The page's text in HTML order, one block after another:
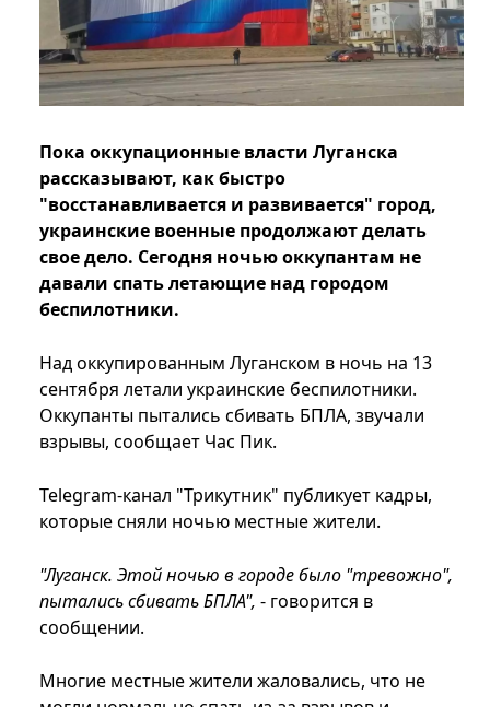
Пока оккупационные власти Луганска
рассказывают, как быстро
"восстанавливается и развивается" город,
украинские военные продолжают делать
свое дело. Сегодня ночью оккупантам не
давали спать летающие над городом
беспилотники.
Над оккупированным Луганском в ночь на 13
сентября летали украинские беспилотники.
Оккупанты пытались сбивать БПЛА, звучали
взрывы, сообщает Час Пик.
Telegram-канал "Трикутник" публикует кадры,
которые сняли ночью местные жители.
"Луганск. Этой ночью в городе было "тревожно",
пытались сбивать БПЛА", - говорится в
сообщении.
Многие местные жители жаловались, что не